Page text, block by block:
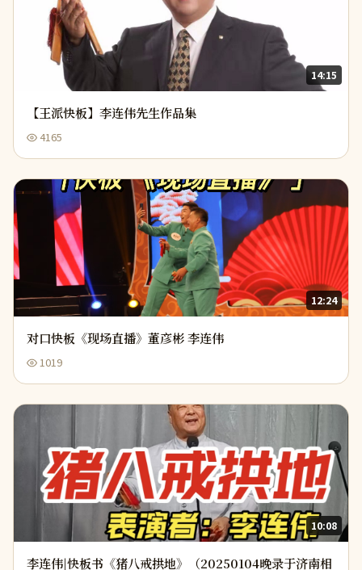
14:15
【王派快板】李连伟先生作品集
4165
12:24
对口快板《现场直播》董彦彬 李连伟
1019
10:08
李连伟|快板书《猪八戒拱地》（20250104晚录于济南相